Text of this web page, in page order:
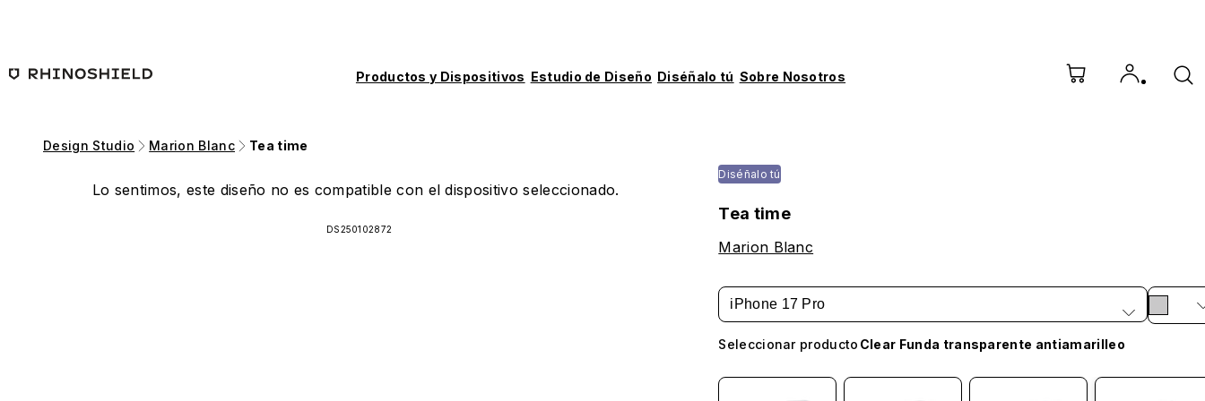
Productos y Dispositivos Estudio de Diseño Diséñalo tú Sobre Nosotros
Design Studio Marion Blanc Tea time
Lo sentimos, este diseño no es compatible con el dispositivo seleccionado.
DS250102872
Diséñalo tú
Tea time
Marion Blanc
iPhone 17 Pro
Seleccionar producto Clear Funda transparente antiamarilleo